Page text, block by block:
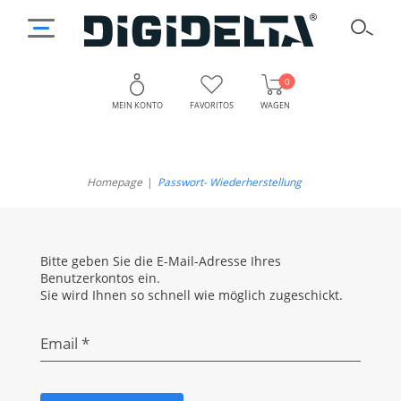
MEIN KONTO FAVORITOS WAGEN
0
Homepage Passwort- Wiederherstellung
Bitte geben Sie die E-Mail-Adresse Ihres
Benutzerkontos ein.
Sie wird Ihnen so schnell wie möglich zugeschickt.
Email *